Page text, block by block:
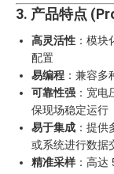
3. 产品特点
高灵活性 ：模
配置
易编程 ：兼容
可靠性强 ：宽
保现场稳定运行
易于集成 ：提
或系统进行数据
精准采样：高达